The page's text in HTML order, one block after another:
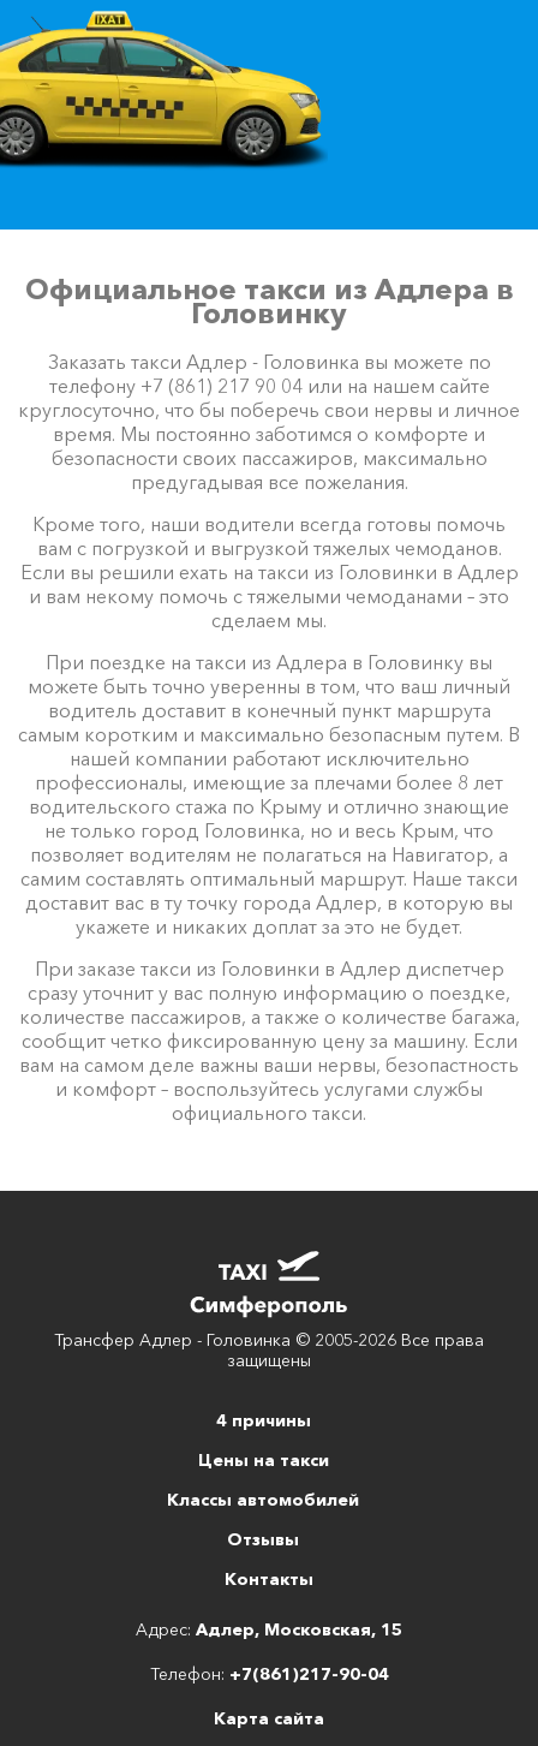
Официальное такси из Адлера в
Головинку
Заказать такси Адлер - Головинка вы можете по
телефону +7 (861) 217 90 04 или на нашем сайте
круглосуточно, что бы поберечь свои нервы и личное
время. Мы постоянно заботимся о комфорте и
безопасности своих пассажиров, максимально
предугадывая все пожелания.
Кроме того, наши водители всегда готовы помочь
вам с погрузкой и выгрузкой тяжелых чемоданов.
Если вы решили ехать на такси из Головинки в Адлер
и вам некому помочь с тяжелыми чемоданами – это
сделаем мы.
При поездке на такси из Адлера в Головинку вы
можете быть точно уверенны в том, что ваш личный
водитель доставит в конечный пункт маршрута
самым коротким и максимально безопасным путем. В
нашей компании работают исключительно
профессионалы, имеющие за плечами более 8 лет
водительского стажа по Крыму и отлично знающие
не только город Головинка, но и весь Крым, что
позволяет водителям не полагаться на Навигатор, а
самим составлять оптимальный маршрут. Наше такси
доставит вас в ту точку города Адлер, в которую вы
укажете и никаких доплат за это не будет.
При заказе такси из Головинки в Адлер диспетчер
сразу уточнит у вас полную информацию о поездке,
количестве пассажиров, а также о количестве багажа,
сообщит четко фиксированную цену за машину. Если
вам на самом деле важны ваши нервы, безопастность
и комфорт – воспользуйтесь услугами службы
официального такси.
Трансфер Адлер - Головинка © 2005-2026 Все права
защищены
4 причины
Цены на такси
Классы автомобилей
Отзывы
Контакты
Адрес: Адлер, Московская, 15
Телефон: +7(861)217-90-04
Карта сайта